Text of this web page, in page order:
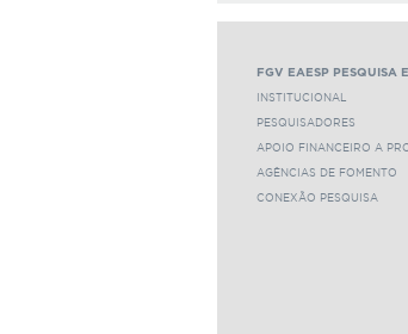
FGV EAESP PESQUISA
INSTITUCIONAL
PESQUISADORES
APOIO FINANCEIRO A
AGÊNCIAS DE FOMENTO
CONEXÃO PESQUISA